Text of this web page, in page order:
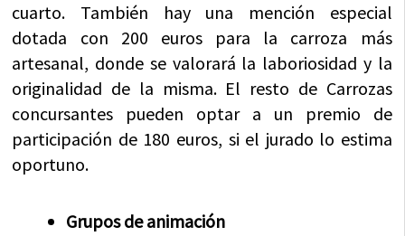
cuarto. También hay una mención especial
dotada con 200 euros para la carroza más
artesanal, donde se valorará la laboriosidad y la
originalidad de la misma. El resto de Carrozas
concursantes pueden optar a un premio de
participación de 180 euros, si el jurado lo estima
oportuno.
Grupos de animación